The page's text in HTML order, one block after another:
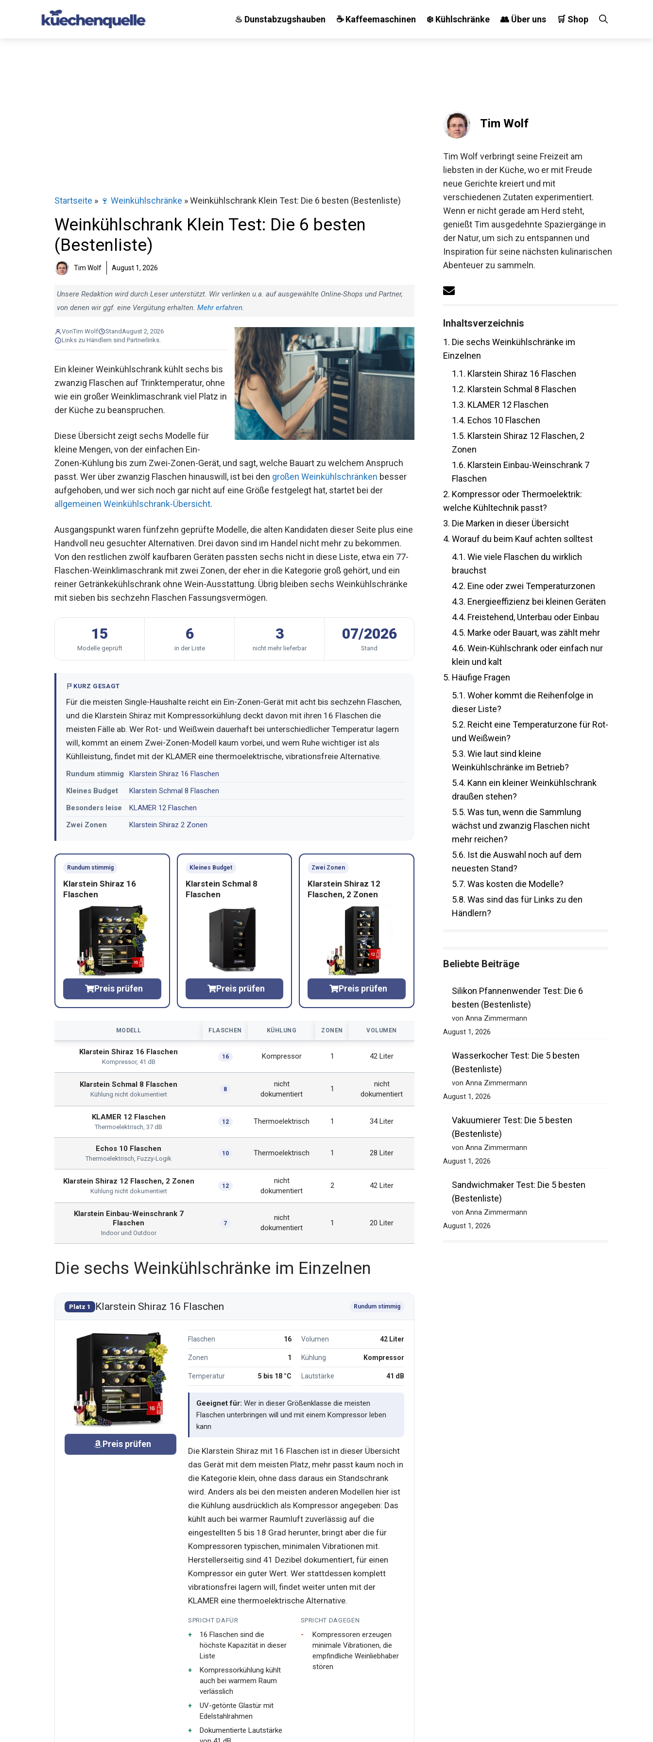
♨ Dunstabzugshauben ☕ Kaffeemaschinen ❄️ Kühlschränke 👥 Über uns 🛒 Shop
Startseite » 🍷 Weinkühlschränke »Weinkühlschrank Klein Test: Die 6 besten (Bestenliste)
Weinkühlschrank Klein Test: Die 6 besten
(Bestenliste)
Tim Wolf August 1, 2026
Unsere Redaktion wird durch Leser unterstützt. Wir verlinken u.a. auf ausgewählte Online-Shops und Partner,
von denen wir ggf. eine Vergütung erhalten. Mehr erfahren.
VonTim Wolf StandAugust 2, 2026
Links zu Händlern sind Partnerlinks.
Ein kleiner Weinkühlschrank kühlt sechs bis
zwanzig Flaschen auf Trinktemperatur, ohne
wie ein großer Weinklimaschrank viel Platz in
der Küche zu beanspruchen.
Diese Übersicht zeigt sechs Modelle für
kleine Mengen, von der einfachen Ein-
Zonen-Kühlung bis zum Zwei-Zonen-Gerät, und sagt, welche Bauart zu welchem Anspruch
passt. Wer über zwanzig Flaschen hinauswill, ist bei den großen Weinkühlschränken besser
aufgehoben, und wer sich noch gar nicht auf eine Größe festgelegt hat, startet bei der
allgemeinen Weinkühlschrank-Übersicht.
Ausgangspunkt waren fünfzehn geprüfte Modelle, die alten Kandidaten dieser Seite plus eine
Handvoll neu gesuchter Alternativen. Drei davon sind im Handel nicht mehr zu bekommen.
Von den restlichen zwölf kaufbaren Geräten passten sechs nicht in diese Liste, etwa ein 77-
Flaschen-Weinklimaschrank mit zwei Zonen, der eher in die Kategorie groß gehört, und ein
reiner Getränkekühlschrank ohne Wein-Ausstattung. Übrig bleiben sechs Weinkühlschränke
mit sieben bis sechzehn Flaschen Fassungsvermögen.
15
Modelle geprüft
6
in der Liste
3
nicht mehr lieferbar
07/2026
Stand
KURZ GESAGT
Für die meisten Single-Haushalte reicht ein Ein-Zonen-Gerät mit acht bis sechzehn Flaschen,
und die Klarstein Shiraz mit Kompressorkühlung deckt davon mit ihren 16 Flaschen die
meisten Fälle ab. Wer Rot- und Weißwein dauerhaft bei unterschiedlicher Temperatur lagern
will, kommt an einem Zwei-Zonen-Modell kaum vorbei, und wem Ruhe wichtiger ist als
Kühlleistung, findet mit der KLAMER eine thermoelektrische, vibrationsfreie Alternative.
Rundum stimmig
Klarstein Shiraz 16 Flaschen
Kleines Budget
Klarstein Schmal 8 Flaschen
Besonders leise
KLAMER 12 Flaschen
Zwei Zonen
Klarstein Shiraz 2 Zonen
Rundum stimmig
Klarstein Shiraz 16
Flaschen
Preis prüfen
Kleines Budget
Klarstein Schmal 8
Flaschen
Preis prüfen
Zwei Zonen
Klarstein Shiraz 12
Flaschen, 2 Zonen
Preis prüfen
MODELL FLASCHEN KÜHLUNG ZONEN VOLUMEN
Klarstein Shiraz 16 Flaschen
Kompressor, 41 dB
16 Kompressor 1 42 Liter
Klarstein Schmal 8 Flaschen
Kühlung nicht dokumentiert
8
nicht
dokumentiert
1
nicht
dokumentiert
KLAMER 12 Flaschen
Thermoelektrisch, 37 dB
12 Thermoelektrisch 1 34 Liter
Echos 10 Flaschen
Thermoelektrisch, Fuzzy-Logik
10 Thermoelektrisch 1 28 Liter
Klarstein Shiraz 12 Flaschen, 2 Zonen
Kühlung nicht dokumentiert
12
nicht
dokumentiert
2 42 Liter
Klarstein Einbau-Weinschrank 7
Flaschen
Indoor und Outdoor
7
nicht
dokumentiert
1 20 Liter
Die sechs Weinkühlschränke im Einzelnen
Platz 1 Klarstein Shiraz 16 Flaschen Rundum stimmig
Preis prüfen
Flaschen 16 Volumen 42 Liter
Zonen 1 Kühlung Kompressor
Temperatur 5 bis 18 °C Lautstärke 41 dB
Geeignet für: Wer in dieser Größenklasse die meisten
Flaschen unterbringen will und mit einem Kompressor leben
kann
Die Klarstein Shiraz mit 16 Flaschen ist in dieser Übersicht
das Gerät mit dem meisten Platz, mehr passt kaum noch in
die Kategorie klein, ohne dass daraus ein Standschrank
wird. Anders als bei den meisten anderen Modellen hier ist
die Kühlung ausdrücklich als Kompressor angegeben: Das
kühlt auch bei warmer Raumluft zuverlässig auf die
eingestellten 5 bis 18 Grad herunter, bringt aber die für
Kompressoren typischen, minimalen Vibrationen mit.
Herstellerseitig sind 41 Dezibel dokumentiert, für einen
Kompressor ein guter Wert. Wer stattdessen komplett
vibrationsfrei lagern will, findet weiter unten mit der
KLAMER eine thermoelektrische Alternative.
SPRICHT DAFÜR
16 Flaschen sind die
höchste Kapazität in dieser
Liste
Kompressorkühlung kühlt
auch bei warmem Raum
verlässlich
UV-getönte Glastür mit
Edelstahlrahmen
Dokumentierte Lautstärke
SPRICHT DAGEGEN
Kompressoren erzeugen
minimale Vibrationen, die
empfindliche Weinliebhaber
stören
Tim Wolf
Tim Wolf verbringt seine Freizeit am
liebsten in der Küche, wo er mit Freude
neue Gerichte kreiert und mit
verschiedenen Zutaten experimentiert.
Wenn er nicht gerade am Herd steht,
genießt Tim ausgedehnte Spaziergänge in
der Natur, um sich zu entspannen und
Inspiration für seine nächsten kulinarischen
Abenteuer zu sammeln.
Inhaltsverzeichnis
1. Die sechs Weinkühlschränke im
Einzelnen
1.1. Klarstein Shiraz 16 Flaschen
1.2. Klarstein Schmal 8 Flaschen
1.3. KLAMER 12 Flaschen
1.4. Echos 10 Flaschen
1.5. Klarstein Shiraz 12 Flaschen, 2
Zonen
1.6. Klarstein Einbau-Weinschrank 7
Flaschen
2. Kompressor oder Thermoelektrik:
welche Kühltechnik passt?
3. Die Marken in dieser Übersicht
4. Worauf du beim Kauf achten solltest
4.1. Wie viele Flaschen du wirklich
brauchst
4.2. Eine oder zwei Temperaturzonen
4.3. Energieeffizienz bei kleinen Geräten
4.4. Freistehend, Unterbau oder Einbau
4.5. Marke oder Bauart, was zählt mehr
4.6. Wein-Kühlschrank oder einfach nur
klein und kalt
5. Häufige Fragen
5.1. Woher kommt die Reihenfolge in
dieser Liste?
5.2. Reicht eine Temperaturzone für Rot-
und Weißwein?
5.3. Wie laut sind kleine
Weinkühlschränke im Betrieb?
5.4. Kann ein kleiner Weinkühlschrank
draußen stehen?
5.5. Was tun, wenn die Sammlung
wächst und zwanzig Flaschen nicht
mehr reichen?
5.6. Ist die Auswahl noch auf dem
neuesten Stand?
5.7. Was kosten die Modelle?
5.8. Was sind das für Links zu den
Händlern?
Beliebte Beiträge
Silikon Pfannenwender Test: Die 6
besten (Bestenliste)
von Anna Zimmermann
August 1, 2026
Wasserkocher Test: Die 5 besten
(Bestenliste)
von Anna Zimmermann
August 1, 2026
Vakuumierer Test: Die 5 besten
(Bestenliste)
von Anna Zimmermann
August 1, 2026
Sandwichmaker Test: Die 5 besten
(Bestenliste)
von Anna Zimmermann
August 1, 2026